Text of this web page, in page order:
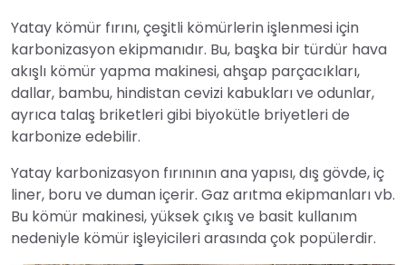
Yatay kömür fırını, çeşitli kömürlerin işlenmesi için
karbonizasyon ekipmanıdır. Bu, başka bir türdür hava
akışlı kömür yapma makinesi, ahşap parçacıkları,
dallar, bambu, hindistan cevizi kabukları ve odunlar,
ayrıca talaş briketleri gibi biyokütle briyetleri de
karbonize edebilir.
Yatay karbonizasyon fırınının ana yapısı, dış gövde, iç
liner, boru ve duman içerir. Gaz arıtma ekipmanları vb.
Bu kömür makinesi, yüksek çıkış ve basit kullanım
nedeniyle kömür işleyicileri arasında çok popülerdir.